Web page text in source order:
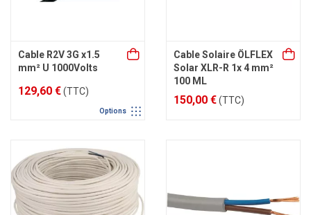
Cable R2V 3G x1.5
mm² U 1000Volts
129,60 €(TTC)
Options
Cable Solaire ÖLFLEX
Solar XLR-R 1x 4 mm²
100 ML
150,00 €(TTC)